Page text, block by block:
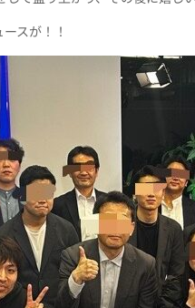
スが！！